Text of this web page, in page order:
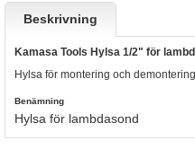
Beskrivning
Kamasa Tools Hylsa 1/2" för
Hylsa för montering och
Benämning
Hylsa för lambdasond